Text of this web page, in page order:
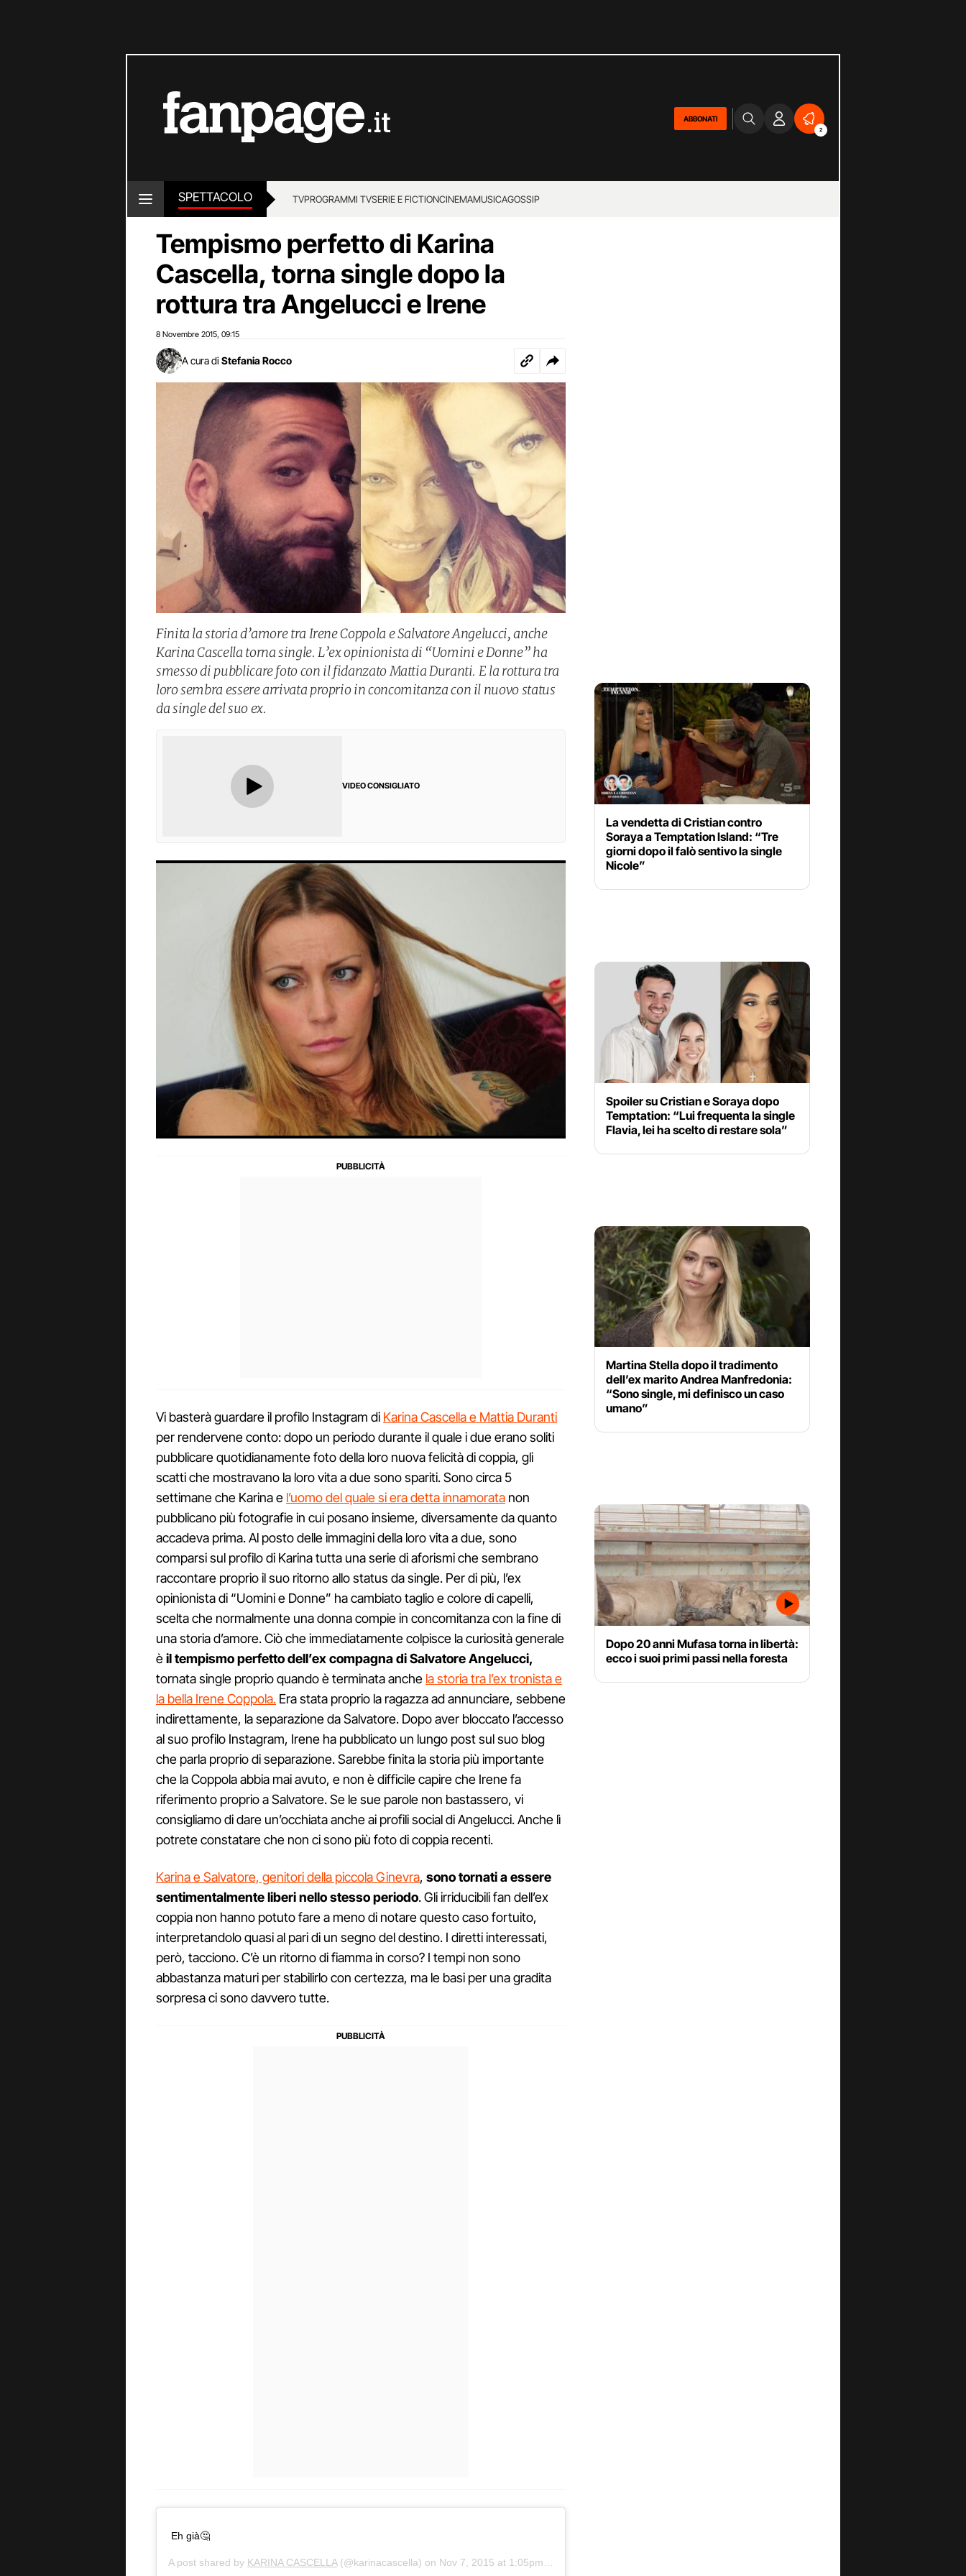
ABBONATI
2
SPETTACOLO TVPROGRAMMI TVSERIE E FICTIONCINEMAMUSICAGOSSIP
Tempismo perfetto di Karina
Cascella, torna single dopo la
rottura tra Angelucci e Irene
8 Novembre 2015 09:15
A cura di Stefania Rocco
Finita la storia d’amore tra Irene Coppola e Salvatore Angelucci, anche
Karina Cascella torna single. L’ex opinionista di “Uomini e Donne” ha
smesso di pubblicare foto con il fidanzato Mattia Duranti. E la rottura tra
loro sembra essere arrivata proprio in concomitanza con il nuovo status
da single del suo ex.
VIDEO CONSIGLIATO
Vi basterà guardare il profilo Instagram di Karina Cascella e Mattia Duranti
per rendervene conto: dopo un periodo durante il quale i due erano soliti
pubblicare quotidianamente foto della loro nuova felicità di coppia, gli
scatti che mostravano la loro vita a due sono spariti. Sono circa 5
settimane che Karina e l’uomo del quale si era detta innamorata non
pubblicano più fotografie in cui posano insieme, diversamente da quanto
accadeva prima. Al posto delle immagini della loro vita a due, sono
comparsi sul profilo di Karina tutta una serie di aforismi che sembrano
raccontare proprio il suo ritorno allo status da single. Per di più, l’ex
opinionista di “Uomini e Donne” ha cambiato taglio e colore di capelli,
scelta che normalmente una donna compie in concomitanza con la fine di
una storia d’amore. Ciò che immediatamente colpisce la curiosità generale
èil tempismo perfetto dell’ex compagna di Salvatore Angelucci,
tornata single proprio quando è terminata anche la storia tra l’ex tronista e
la bella Irene Coppola. Era stata proprio la ragazza ad annunciare, sebbene
indirettamente, la separazione da Salvatore. Dopo aver bloccato l’accesso
al suo profilo Instagram, Irene ha pubblicato un lungo post sul suo blog
che parla proprio di separazione. Sarebbe finita la storia più importante
che la Coppola abbia mai avuto, e non è difficile capire che Irene fa
riferimento proprio a Salvatore. Se le sue parole non bastassero, vi
consigliamo di dare un’occhiata anche ai profili social di Angelucci. Anche lì
potrete constatare che non ci sono più foto di coppia recenti.
Karina e Salvatore, genitori della piccola Ginevra, sono tornati a essere
sentimentalmente liberi nello stesso periodo. Gli irriducibili fan dell’ex
coppia non hanno potuto fare a meno di notare questo caso fortuito,
interpretandolo quasi al pari di un segno del destino. I diretti interessati,
però, tacciono. C’è un ritorno di fiamma in corso? I tempi non sono
abbastanza maturi per stabilirlo con certezza, ma le basi per una gradita
sorpresa ci sono davvero tutte.
Eh già🤔
A post shared by KARINA CASCELLA(@karinacascella) on Nov 7, 2015 at 1:05pm PST
La vendetta di Cristian contro
Soraya a Temptation Island: “Tre
giorni dopo il falò sentivo la single
Nicole”
Spoiler su Cristian e Soraya dopo
Temptation: “Lui frequenta la single
Flavia, lei ha scelto di restare sola”
Martina Stella dopo il tradimento
dell’ex marito Andrea Manfredonia:
“Sono single, mi definisco un caso
umano”
Dopo 20 anni Mufasa torna in libertà:
ecco i suoi primi passi nella foresta